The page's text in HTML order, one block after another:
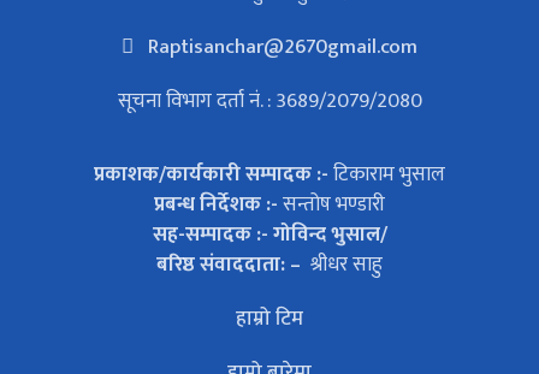
Raptisanchar@2670gmail.com
सूचना विभाग दर्ता नं. : 3689/2079/2080
प्रकाशक/कार्यकारी सम्पादक :-टिकाराम भुसाल
प्रबन्ध निर्देशक :-सन्तोष भण्डारी
सह-सम्पादक :- गोविन्द भुसाल/
बरिष्ठ संवाददाता: – श्रीधर साहु
हाम्रो टिम